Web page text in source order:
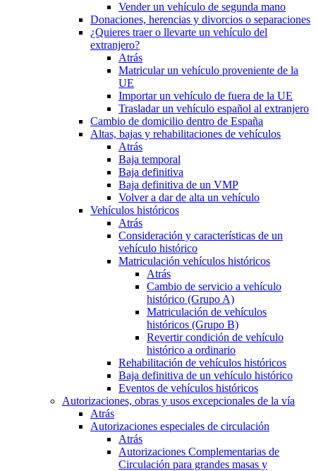
Vender un vehículo de segunda mano
Donaciones, herencias y divorcios o separaciones
¿Quieres traer o llevarte un vehículo del
extranjero?
Atrás
Matricular un vehículo proveniente de la
UE
Importar un vehículo de fuera de la UE
Trasladar un vehículo español al extranjero
Cambio de domicilio dentro de España
Altas, bajas y rehabilitaciones de vehículos
Atrás
Baja temporal
Baja definitiva
Baja definitiva de un VMP
Volver a dar de alta un vehículo
Vehículos históricos
Atrás
Consideración y características de un
vehículo histórico
Matriculación vehículos históricos
Atrás
Cambio de servicio a vehículo
histórico (Grupo A)
Matriculación de vehículos
históricos (Grupo B)
Revertir condición de vehículo
histórico a ordinario
Rehabilitación de vehículos históricos
Baja definitiva de un vehículo histórico
Eventos de vehículos históricos
Autorizaciones, obras y usos excepcionales de la vía
Atrás
Autorizaciones especiales de circulación
Atrás
Autorizaciones Complementarias de
Circulación para grandes masas y